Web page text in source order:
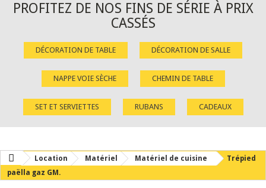
PROFITEZ DE NOS FINS DE SÉRIE À PRIX
CASSÉS
DÉCORATION DE TABLE DÉCORATION DE SALLE
NAPPE VOIE SÈCHE CHEMIN DE TABLE
SET ET SERVIETTES RUBANS CADEAUX
Location Matériel Matériel de cuisine
Trépied
paëlla gaz GM.